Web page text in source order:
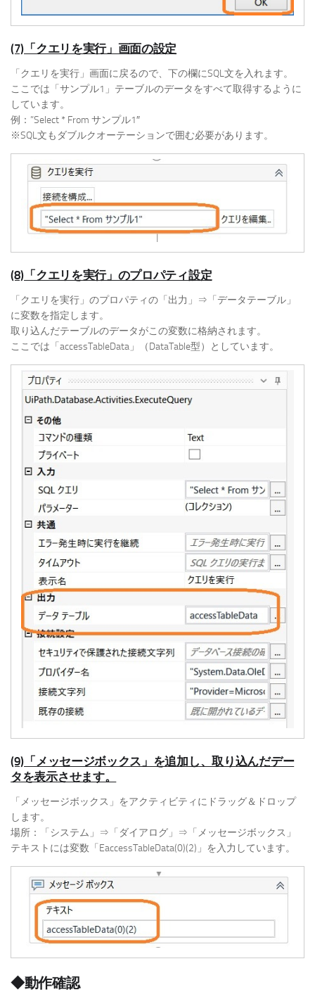
(7)「クエリを実行」画面の設定
「クエリを実行」画面に戻るので、下の欄にSQL文を入れます。
ここでは「サンプル1」テーブルのデータをすべて取得するように
しています。
例：”Select * From サンプル1″
※SQL文もダブルクオーテーションで囲む必要があります。
(8)「クエリを実行」のプロパティ設定
「クエリを実行」のプロパティの「出力」⇒「データテーブル」
に変数を指定します。
取り込んだテーブルのデータがこの変数に格納されます。
ここでは「accessTableData」（DataTable型）としています。
(9)「メッセージボックス」を追加し、取り込んだデー
タを表示させます。
「メッセージボックス」をアクティビティにドラッグ＆ドロップ
します。
場所：「システム」⇒「ダイアログ」⇒「メッセージボックス」
テキストには変数「EaccessTableData(0)(2)」を入力しています。
◆動作確認